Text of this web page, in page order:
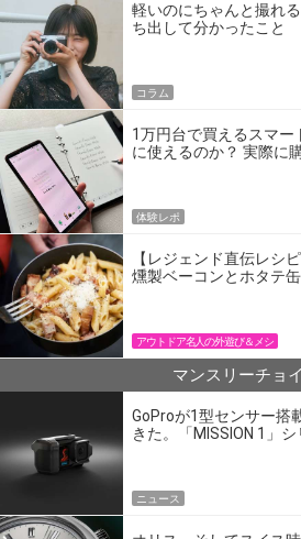
軽いのにちゃんと撮れ
ち出して分かったこと
コラム
1万円台で買えるスマー
に使えるのか？ 実際に
体験レポ
【レジェンド直伝レシ
燻製ベーコンとホタテ
アウトドア名人の外遊び＆メシ
マンスリーチョ
GoProが1型センサー搭
きた。「MISSION 1」
ニュース